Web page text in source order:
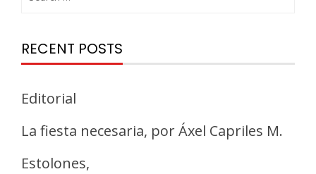
RECENT POSTS
Editorial
La fiesta necesaria, por Áxel Capriles M.
Estolones,